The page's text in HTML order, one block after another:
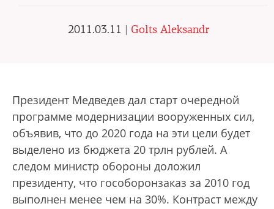
2011.03.11 | Golts Aleksandr
Президент Медведев дал старт очередной
программе модернизации вооруженных сил,
объявив, что до 2020 года на эти цели будет
выделено из бюджета 20 трлн рублей. А
следом министр обороны доложил
президенту, что гособоронзаказ за 2010 год
выполнен менее чем на 30%. Контраст между